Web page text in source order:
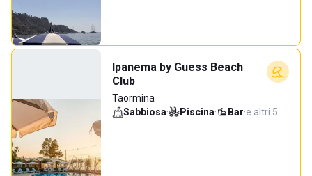
Ipanema by Guess Beach
Club
Taormina
Sabbiosa· Piscina· Bar·e altri 5…